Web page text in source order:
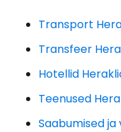
Transport
Transfeer
Hotellid
Teenused
Saabumised